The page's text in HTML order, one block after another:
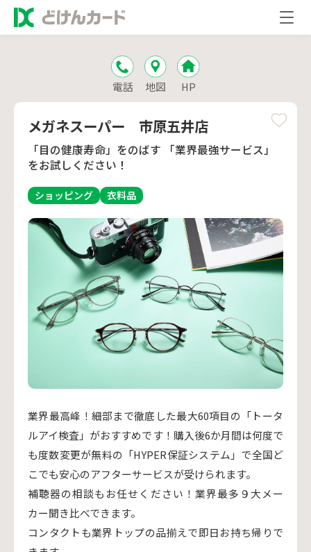
電話 地図 HP
メガネスーパー 市原五井店
「目の健康寿命」をのばす 「業界最強サービス」
をお試しください！
ショッピング 衣料品
業界最高峰！細部まで徹底した最大60項目の「トータ
ルアイ検査」がおすすめです！購入後6か月間は何度で
も度数変更が無料の「HYPER保証システム」で全国ど
こでも安心のアフターサービスが受けられます。
補聴器の相談もお任せください！業界最多９大メー
カー聞き比べできます。
コンタクトも業界トップの品揃えで即日お持ち帰りで